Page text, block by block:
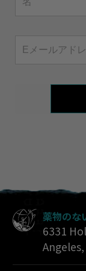
薬物のな
6331
Angeles,